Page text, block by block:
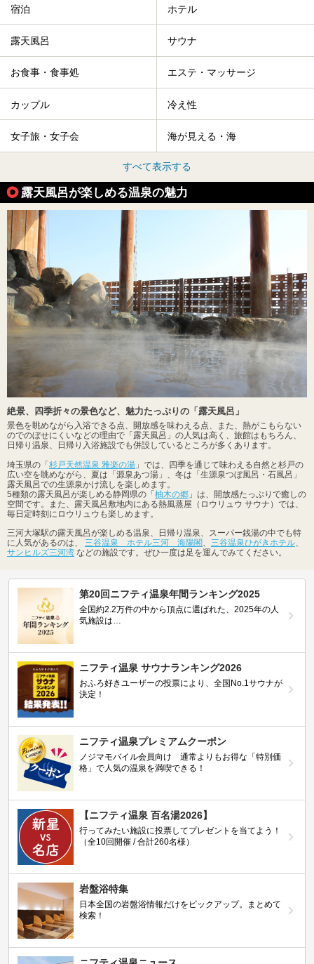
宿泊 ホテル
露天風呂 サウナ
お食事・食事処 エステ・マッサージ
カップル 冷え性
女子旅・女子会 海が見える・海
すべて表示する
露天風呂が楽しめる温泉の魅力
絶景、四季折々の景色など、魅力たっぷりの「露天風呂」
景色を眺めながら入浴できる点、開放感を味わえる点、また、熱がこもらない
のでのぼせにくいなどの理由で「露天風呂」の人気は高く、旅館はもちろん、
日帰り温泉、日帰り入浴施設でも併設しているところが多くあります。
埼玉県の「 杉戸天然温泉 雅楽の湯 」では、四季を通じて味わえる自然と杉戸の
広い空を眺めながら、夏は「源泉あつ湯」、冬は「生源泉つぼ風呂・石風呂」
露天風呂での生源泉かけ流しを楽しめます。
5種類の露天風呂が楽しめる静岡県の「 柚木の郷 」は、開放感たっぷりで癒しの
空間です。また、露天風呂敷地内にある熱風蒸屋（ロウリュウ サウナ）では、
毎日定時刻にロウリュウも楽しめます。
三河大塚駅の露天風呂が楽しめる温泉、日帰り温泉、スーパー銭湯の中でも特
に人気があるのは、 三谷温泉 ホテル三河 海陽閣、 三谷温泉ひがきホテル、
サンヒルズ三河湾 などの施設です。ぜひ一度は足を運んでみてください。
第20回ニフティ温泉年間ランキング2025
全国約2.2万件の中から頂点に選ばれた、2025年の人
気施設は…
ニフティ温泉 サウナランキング2026
おふろ好きユーザーの投票により、全国No.1サウナが
決定！
ニフティ温泉プレミアムクーポン
ノジマモバイル会員向け 通常よりもお得な「特別価
格」で人気の温泉を満喫できる！
【ニフティ温泉 百名湯2026】
行ってみたい施設に投票してプレゼントを当てよう！
（全10回開催 / 合計260名様）
岩盤浴特集
日本全国の岩盤浴情報だけをピックアップ。まとめて
検索！